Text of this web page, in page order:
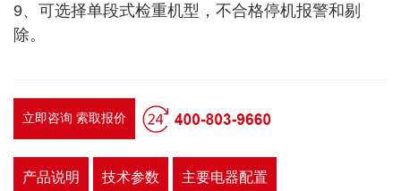
9、可选择单段式检重机型，不合格停机报警和剔
除。
立即咨询 索取报价
产品说明 技术参数 主要电器配置